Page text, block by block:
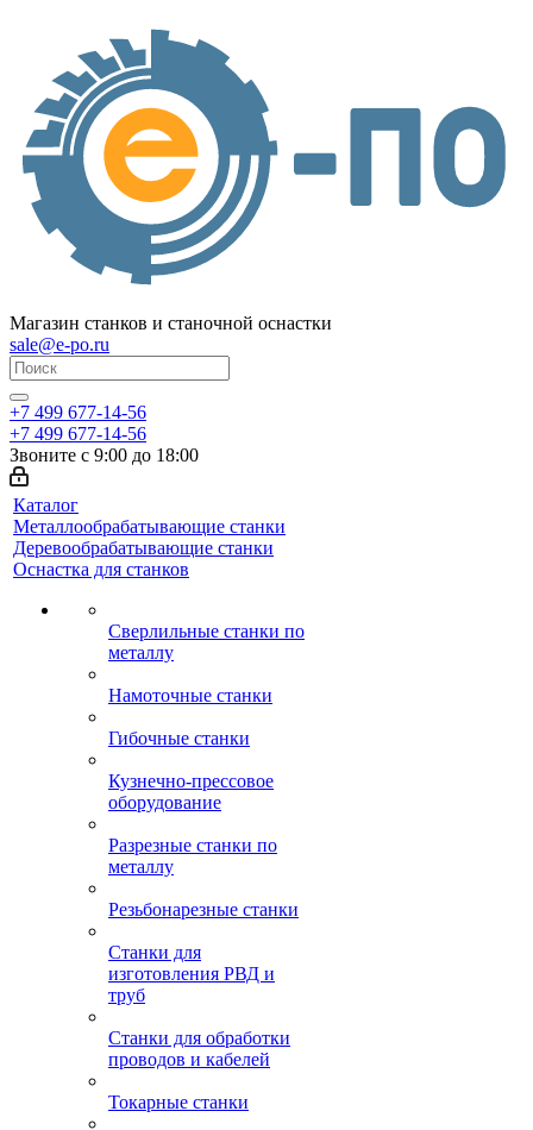
Магазин станков и станочной оснастки
sale@e-po.ru
+7 499 677-14-56
+7 499 677-14-56
Звоните с 9:00 до 18:00
Каталог
Металлообрабатывающие станки
Деревообрабатывающие станки
Оснастка для станков
Сверлильные станки по
металлу
Намоточные станки
Гибочные станки
Кузнечно-прессовое
оборудование
Разрезные станки по
металлу
Резьбонарезные станки
Станки для
изготовления РВД и
труб
Станки для обработки
проводов и кабелей
Токарные станки